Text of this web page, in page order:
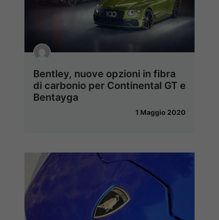
Bentley, nuove opzioni in fibra
di carbonio per Continental GT e
Bentayga
1 Maggio 2020